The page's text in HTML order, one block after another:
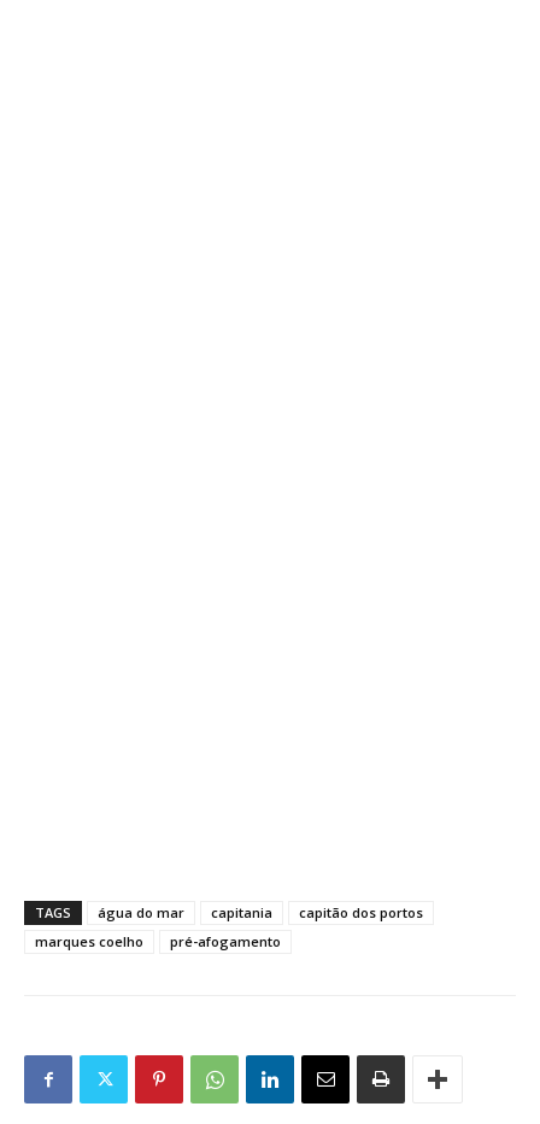
TAGS água do mar capitania
capitão dos portos
marques coelho
pré-afogamento